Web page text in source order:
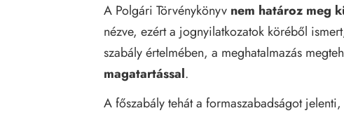
A Polgári Törvénykönyv nem határoz meg
nézve, ezért a jognyilatkozatok köréből
szabály értelmében, a meghatalmazás
magatartással.
A főszabály tehát a formaszabadságot